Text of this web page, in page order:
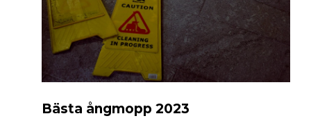
Bästa ångmopp 2023